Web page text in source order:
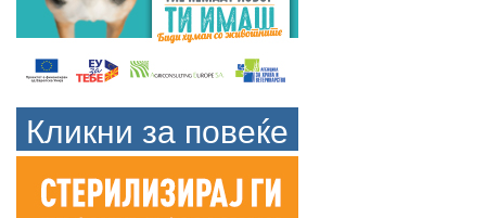
Кликни за повеќе